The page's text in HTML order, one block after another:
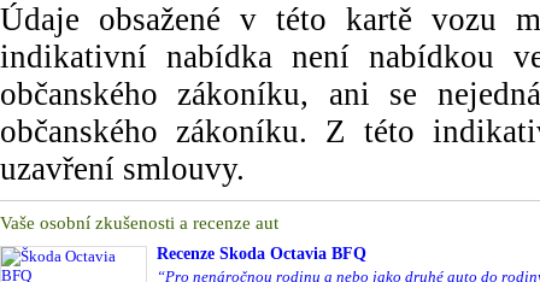
Údaje obsažené v této kartě vozu
indikativní nabídka není nabídkou
občanského zákoníku, ani se
občanského zákoníku. Z této
uzavření smlouvy.
Vaše osobní zkušenosti a recenze aut
Recenze Škoda Octavia BFQ
“Pro nenáročnou rodinu a nebo jako druhé auto do